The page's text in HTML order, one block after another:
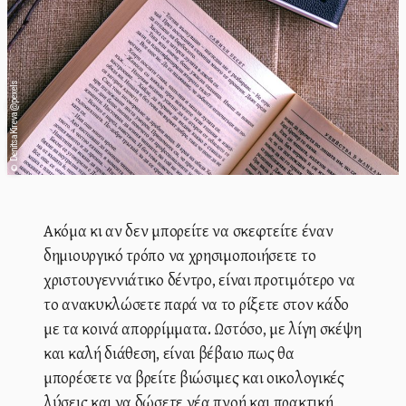
©
Denitsa Kireva @ pexels
Ακόμα κι αν δεν μπορείτε να σκεφτείτε έναν
δημιουργικό τρόπο να χρησιμοποιήσετε το
χριστουγεννιάτικο δέντρο, είναι προτιμότερο να
το ανακυκλώσετε παρά να το ρίξετε στον κάδο
με τα κοινά απορρίμματα. Ωστόσο, με λίγη σκέψη
και καλή διάθεση, είναι βέβαιο πως θα
μπορέσετε να βρείτε βιώσιμες και οικολογικές